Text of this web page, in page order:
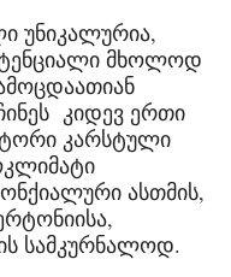
უნიკალურია,
მხოლოდ
კიდევ ერთი
კარსტული
ასთმის,
სამკურნალოდ.